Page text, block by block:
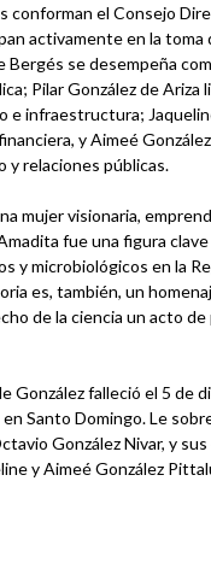
conforman el Consejo
activamente en la toma
Bergés se desempeña
Pilar González de Ariza
e infraestructura;
y Aimeé
y relaciones públicas.
mujer visionaria,
fue una figura
y microbiológicos en la
es, también, un
de la ciencia un acto
González falleció el 5 de
en Santo Domingo. Le
González Nivar, y
y Aimeé González